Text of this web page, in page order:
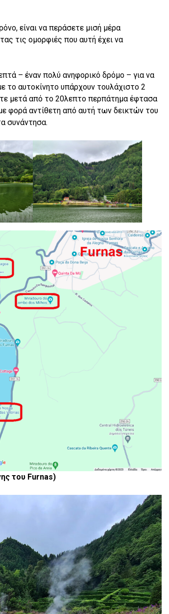
είναι να περάσετε μισή μέρα
τις ομορφιές που αυτή έχει να
– έναν πολύ ανηφορικό δρόμο – για να
το αυτοκίνητο υπάρχουν τουλάχιστο 2
μετά από το 20λεπτο περπάτημα έφτασα
φορά αντίθετη από αυτή των δεικτών του
συνάντησα.
του Furnas)